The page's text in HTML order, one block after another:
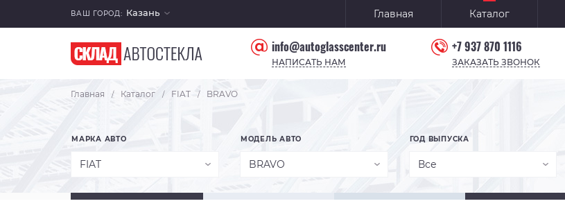
ВАШ ГОРОД: Казань Главная Каталог
info@autoglasscenter.ru
НАПИСАТЬ НАМ
+7 937 870 1116
ЗАКАЗАТЬ ЗВОНОК
Главная / Каталог / FIAT / BRAVO
МАРКА АВТО
FIAT
МОДЕЛЬ АВТО
BRAVO
ГОД ВЫПУСКА
Все